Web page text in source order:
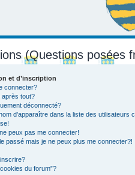
(Questions posées
et d’inscription
connecter?
après tout?
déconnecté?
d’apparaître dans la liste des utilisateurs
peux pas me connecter!
passé mais je ne peux plus me connecter?!
du forum”?